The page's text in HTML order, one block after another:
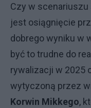
Czy w
jest osiągnięcie
dobrego wyniku w
być to trudne do
rywalizacji w 2025
wytyczoną przez
Korwin Mikkego,